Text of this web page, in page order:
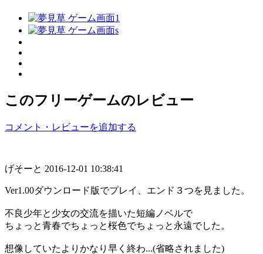
このフリーゲームのレビュー
コメント・レビューを追加する
げそーと 2016-12-01 10:38:41
Ver1.00ダウンロード版でプレイ、エンド３つを見ました。
不良少年と少女の交流を描いた短編ノベルで
ちょっと青春でちょっと桜色でちょっと永遠でした。
想像していたよりかなり早く終わ...(省略されました)